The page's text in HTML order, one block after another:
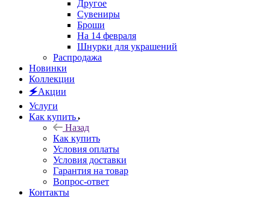
Другое
Сувениры
Броши
На 14 февраля
Шнурки для украшений
Распродажа
Новинки
Коллекции
🗲Акции
Услуги
Как купить
Назад
Как купить
Условия оплаты
Условия доставки
Гарантия на товар
Вопрос-ответ
Контакты